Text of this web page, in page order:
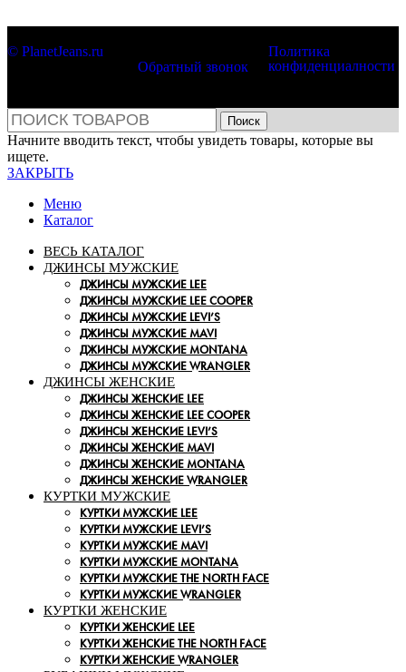
© PlanetJeans.ru
Обратный звонок
Политика
конфиденциалности
Поиск
Начните вводить текст, чтобы увидеть товары, которые вы
ищете.
ЗАКРЫТЬ
Меню
Каталог
ВЕСЬ КАТАЛОГ
ДЖИНСЫ МУЖСКИЕ
ДЖИНСЫ МУЖСКИЕ LEE
ДЖИНСЫ МУЖСКИЕ LEE COOPER
ДЖИНСЫ МУЖСКИЕ LEVI’S
ДЖИНСЫ МУЖСКИЕ MAVI
ДЖИНСЫ МУЖСКИЕ MONTANA
ДЖИНСЫ МУЖСКИЕ WRANGLER
ДЖИНСЫ ЖЕНСКИЕ
ДЖИНСЫ ЖЕНСКИЕ LEE
ДЖИНСЫ ЖЕНСКИЕ LEE COOPER
ДЖИНСЫ ЖЕНСКИЕ LEVI’S
ДЖИНСЫ ЖЕНСКИЕ MAVI
ДЖИНСЫ ЖЕНСКИЕ MONTANA
ДЖИНСЫ ЖЕНСКИЕ WRANGLER
КУРТКИ МУЖСКИЕ
КУРТКИ МУЖСКИЕ LEE
КУРТКИ МУЖСКИЕ LEVI’S
КУРТКИ МУЖСКИЕ MAVI
КУРТКИ МУЖСКИЕ MONTANA
КУРТКИ МУЖСКИЕ THE NORTH FACE
КУРТКИ МУЖСКИЕ WRANGLER
КУРТКИ ЖЕНСКИЕ
КУРТКИ ЖЕНСКИЕ LEE
КУРТКИ ЖЕНСКИЕ THE NORTH FACE
КУРТКИ ЖЕНСКИЕ WRANGLER